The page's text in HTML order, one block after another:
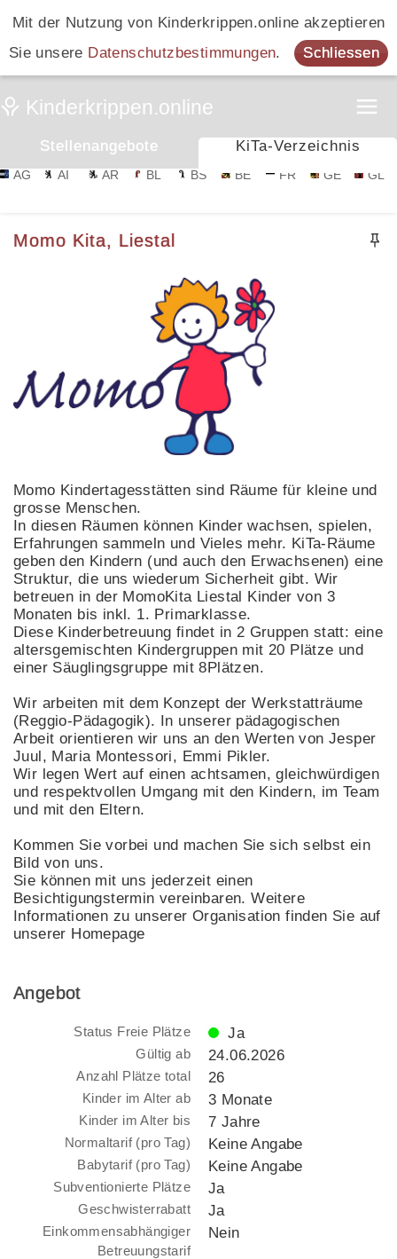
Mit der Nutzung von Kinderkrippen.online akzeptieren
Sie unsere Datenschutzbestimmungen. Schliessen
Stellenangebote KiTa-Verzeichnis
AG AI AR BL BS BE FR GE GL
Momo Kita, Liestal
Momo Kindertagesstätten sind Räume für kleine und
grosse Menschen.
In diesen Räumen können Kinder wachsen, spielen,
Erfahrungen sammeln und Vieles mehr. KiTa-Räume
geben den Kindern (und auch den Erwachsenen) eine
Struktur, die uns wiederum Sicherheit gibt. Wir
betreuen in der MomoKita Liestal Kinder von 3
Monaten bis inkl. 1. Primarklasse.
Diese Kinderbetreuung findet in 2 Gruppen statt: eine
altersgemischten Kindergruppen mit 20 Plätze und
einer Säuglingsgruppe mit 8Plätzen.
Wir arbeiten mit dem Konzept der Werkstatträume
(Reggio-Pädagogik). In unserer pädagogischen
Arbeit orientieren wir uns an den Werten von Jesper
Juul, Maria Montessori, Emmi Pikler.
Wir legen Wert auf einen achtsamen, gleichwürdigen
und respektvollen Umgang mit den Kindern, im Team
und mit den Eltern.
Kommen Sie vorbei und machen Sie sich selbst ein
Bild von uns.
Sie können mit uns jederzeit einen
Besichtigungstermin vereinbaren. Weitere
Informationen zu unserer Organisation finden Sie auf
unserer Homepage
Angebot
Status Freie Plätze Ja
Gültig ab 24.06.2026
Anzahl Plätze total 26
Kinder im Alter ab 3 Monate
Kinder im Alter bis 7 Jahre
Normaltarif (pro Tag) Keine Angabe
Babytarif (pro Tag) Keine Angabe
Subventionierte Plätze Ja
Geschwisterrabatt Ja
Einkommensabhängiger
Betreuungstarif
Nein